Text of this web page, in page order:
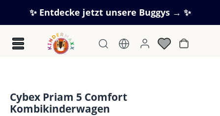
Zum Hauptinhalt springen
✨ Entdecke jetzt unsere Buggys → ✨
Cybex Priam 5 Comfort
Kombikinderwagen